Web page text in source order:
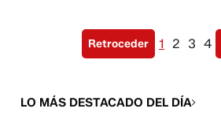
Retroceder 1 2 3 4
LO MÁS DESTACADO DEL DÍA